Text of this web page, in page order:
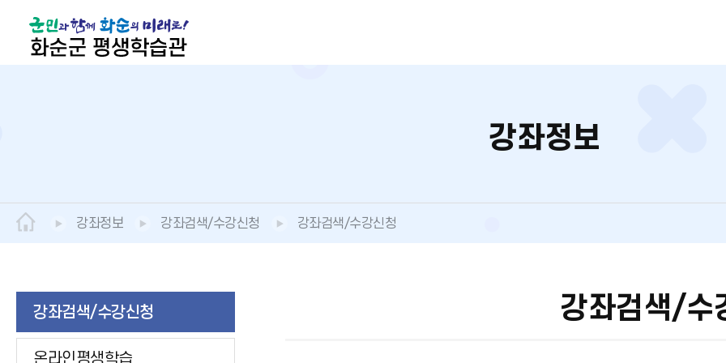
강좌정보
강좌정보 강좌검색/수강신청 강좌검색/수강신청
강좌검색/수강신청
온라인평생학습
강좌검색/수